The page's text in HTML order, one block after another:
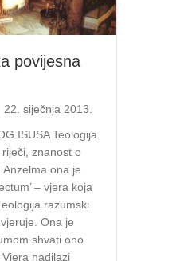
povijesna
22. siječnja 2013.
ISUSA Teologija
znanost o
Anzelma ona je
– vjera koja
razumski
Ona je
shvati ono
nadilazi